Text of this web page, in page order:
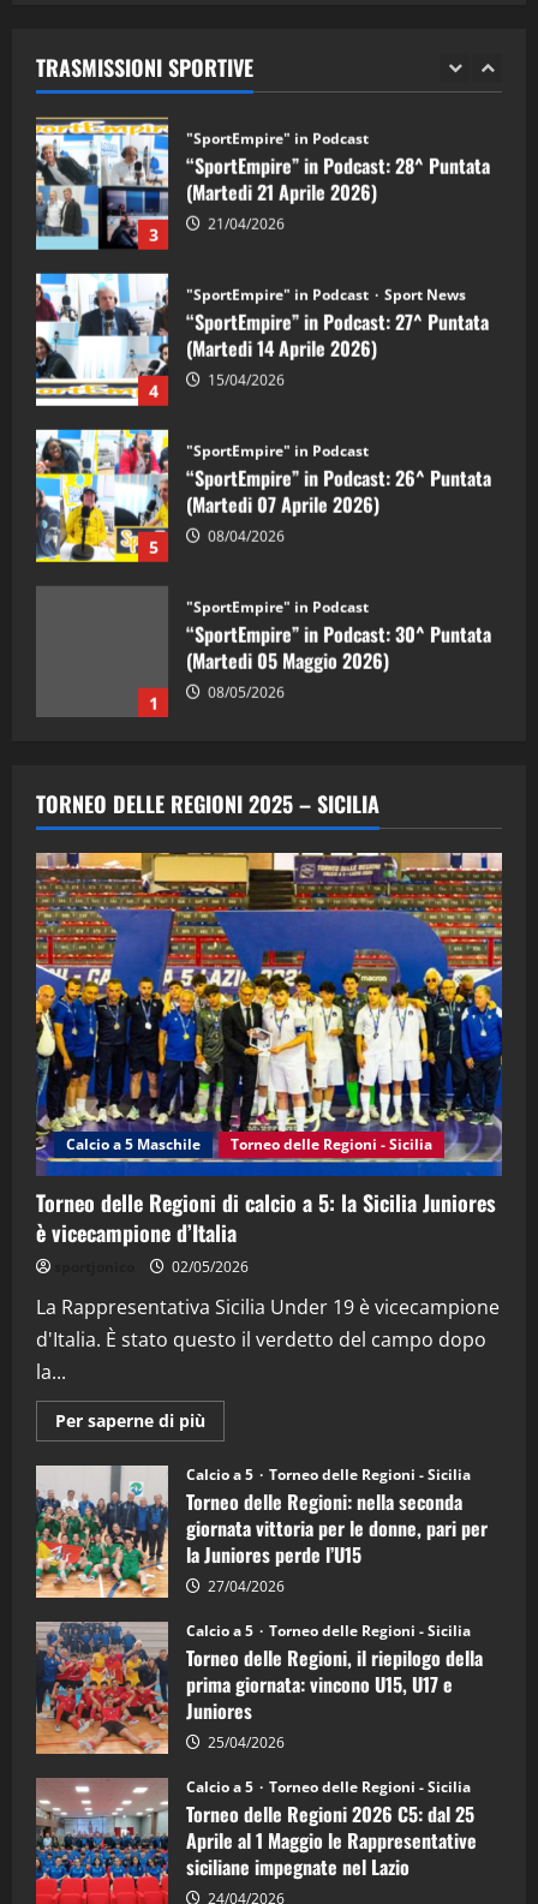
TRASMISSIONI SPORTIVE
2 28/04/2026
3
"SportEmpire" in Podcast
“SportEmpire” in Podcast: 28^ Puntata
(Martedi 21 Aprile 2026)
21/04/2026
4
"SportEmpire" in Podcast Sport News
“SportEmpire” in Podcast: 27^ Puntata
(Martedi 14 Aprile 2026)
15/04/2026
5
"SportEmpire" in Podcast
“SportEmpire” in Podcast: 26^ Puntata
(Martedi 07 Aprile 2026)
08/04/2026
1
"SportEmpire" in Podcast
“SportEmpire” in Podcast: 30^ Puntata
(Martedi 05 Maggio 2026)
08/05/2026
2
“SportEmpire” in Podcast: 29^ Puntata
(Martedi 28 Aprile 2026)
3
"SportEmpire" in Podcast
“SportEmpire” in Podcast: 28^ Puntata
(Martedi 21 Aprile 2026)
21/04/2026
4
"SportEmpire" in Podcast Sport News
“SportEmpire” in Podcast: 27^ Puntata
(Martedi 14 Aprile 2026)
15/04/2026
"SportEmpire" in Podcast
“SportEmpire” in Podcast: 26^ Puntata
08/04/2026
TORNEO DELLE REGIONI 2025 – SICILIA
Calcio a 5 Maschile Torneo delle Regioni - Sicilia
Torneo delle Regioni di calcio a 5: la Sicilia Juniores
è vicecampione d’Italia
02/05/2026
La Rappresentativa Sicilia Under 19 è vicecampione
d'Italia. È stato questo il verdetto del campo dopo
la...
Per saperne di più
informazioni
Torneo
delle
Regioni
di
calcio
a
5:
la
Juniores
è
vicecampione
d’Italia
Calcio a 5 Torneo delle Regioni - Sicilia
Torneo delle Regioni: nella seconda
giornata vittoria per le donne, pari per
la Juniores perde l’U15
27/04/2026
Calcio a 5 Torneo delle Regioni - Sicilia
Torneo delle Regioni, il riepilogo della
prima giornata: vincono U15, U17 e
Juniores
25/04/2026
Calcio a 5 Torneo delle Regioni - Sicilia
Torneo delle Regioni 2026 C5: dal 25
Aprile al 1 Maggio le Rappresentative
siciliane impegnate nel Lazio
24/04/2026